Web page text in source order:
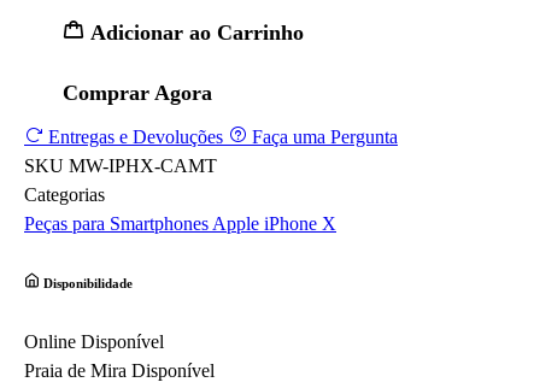
Adicionar ao Carrinho
Comprar Agora
Entregas e Devoluções
Faça uma Pergunta
SKU MW-IPHX-CAMT
Categorias
Peças para Smartphones Apple iPhone X
Disponibilidade
Online Disponível
Praia de Mira Disponível